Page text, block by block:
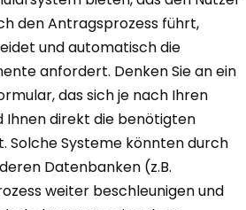
den Antragsprozess führt,
und automatisch die
anfordert. Denken Sie an ein
das sich je nach Ihren
Ihnen direkt die benötigten
Solche Systeme könnten durch
Datenbanken (z.B.
weiter beschleunigen und